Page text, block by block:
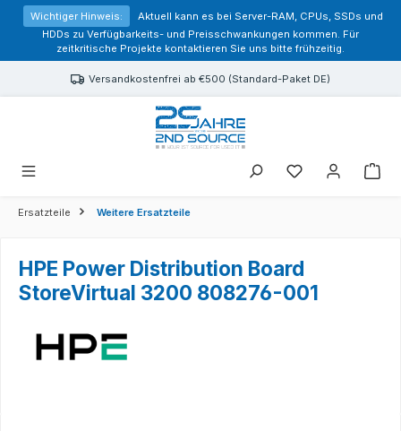
springen
Wichtiger Hinweis:
Aktuell kann es bei Server-RAM, CPUs, SSDs und
HDDs zu Verfügbarkeits- und Preisschwankungen kommen. Für
zeitkritische Projekte kontaktieren Sie uns bitte frühzeitig.
Versandkostenfrei ab €500 (Standard-Paket DE)
Sie haben 0
Ersatzteile Weitere Ersatzteile
HPE Power Distribution Board
StoreVirtual 3200 808276-001